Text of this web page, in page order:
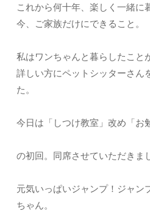
これから何十年、楽しく一緒に
今、ご家族だけにできること。
私はワンちゃんと暮らしたこと
詳しい方にペットシッターさん
た。
今日は「しつけ教室」改め「お
の初回。同席させていただきま
元気いっぱいジャンプ！ジャン
ちゃん。